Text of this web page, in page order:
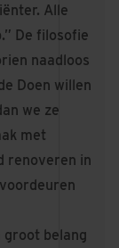
Alle
De filosofie
naadloos
Doen willen
we ze
met
renoveren in
groot belang